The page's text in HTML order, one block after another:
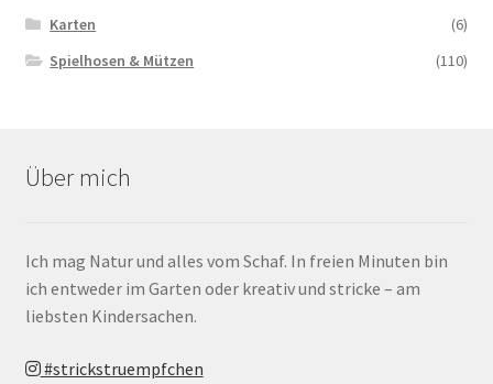
Karten
(6)
Spielhosen & Mützen
(110)
Über mich
Ich mag Natur und alles vom Schaf. In freien Minuten bin
ich entweder im Garten oder kreativ und stricke – am
liebsten Kindersachen.
#strickstruempfchen